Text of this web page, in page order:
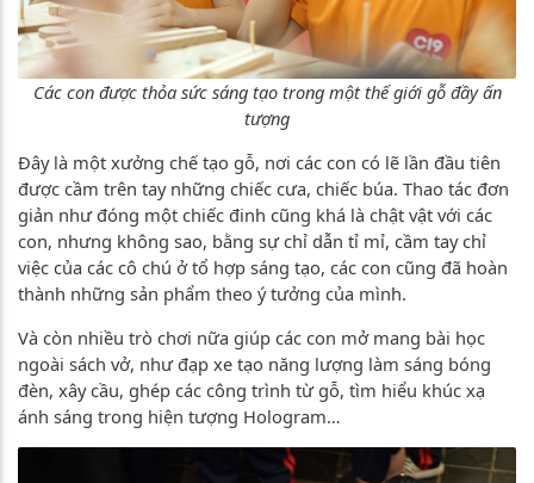
Các con được thỏa sức sáng tạo trong một thế giới gỗ đầy ấn
tượng
Đây là một xưởng chế tạo gỗ, nơi các con có lẽ lần đầu tiên
được cầm trên tay những chiếc cưa, chiếc búa. Thao tác đơn
giản như đóng một chiếc đinh cũng khá là chật vật với các
con, nhưng không sao, bằng sự chỉ dẫn tỉ mỉ, cầm tay chỉ
việc của các cô chú ở tổ hợp sáng tạo, các con cũng đã hoàn
thành những sản phẩm theo ý tưởng của mình.
Và còn nhiều trò chơi nữa giúp các con mở mang bài học
ngoài sách vở, như đạp xe tạo năng lượng làm sáng bóng
đèn, xây cầu, ghép các công trình từ gỗ, tìm hiểu khúc xạ
ánh sáng trong hiện tượng Hologram…